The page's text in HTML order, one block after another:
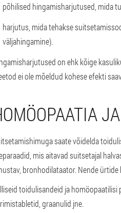
põhilised hingamisharjutused, mida
harjutus, mida tehakse
väljahingamine).
on ehk kõige
ei ole mõeldud kohese efekti
saate võidelda
mis aitavad suitsetajal
bronhodilataator. Nende
toidulisandeid ja
graanulid jne.